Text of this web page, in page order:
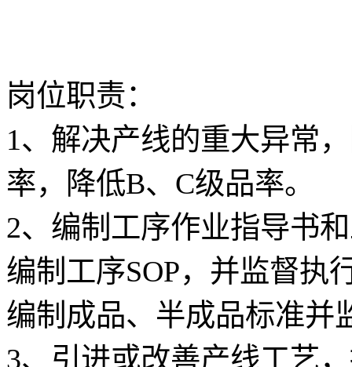
岗位职责：
1、解决产线的重大异常
率，降低B、C级品率。
2、编制工序作业指导书
编制工序SOP，并监督执
编制成品、半成品标准并
3、引进或改善产线工艺